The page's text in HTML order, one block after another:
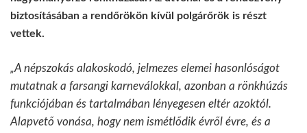
biztosításában a rendőrökön kívül polgárőrök is részt
vettek.
„A népszokás alakoskodó, jelmezes elemei hasonlóságot
mutatnak a farsangi karneválokkal, azonban a rönkhúzás
funkciójában és tartalmában lényegesen eltér azoktól.
Alapvető vonása, hogy nem ismétlődik évről évre, és a